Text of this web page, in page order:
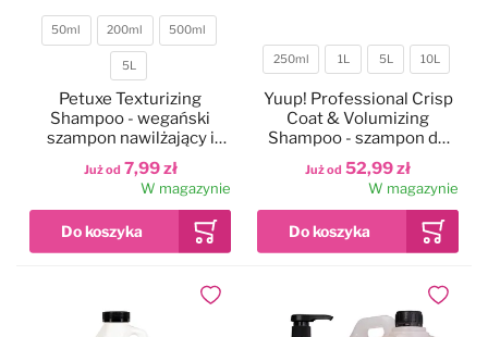
50ml 200ml 500ml
5L
Już od 7,99 zł
Petuxe Texturizing
Shampoo - wegański
szampon nawilżający i
nadający teksturę dla ras
psów z kręconą sierścią,
koncentrat 1:4W magazynie
Pojemność
250ml 1L 5L 10L
Już od 52,99 zł
Yuup! Professional Crisp
Coat & Volumizing
Shampoo - szampon do
sierści twardej i
szorstkiej, zwiększający
objętość, koncentrat 1:20
W magazynie
Dodaj do ulubionych Dodaj